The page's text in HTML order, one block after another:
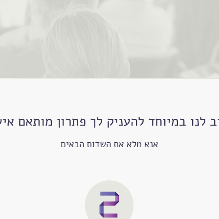
לנו במיוחד להעניק לך פתרון מותאם
אנא מלא את השדות הבאים